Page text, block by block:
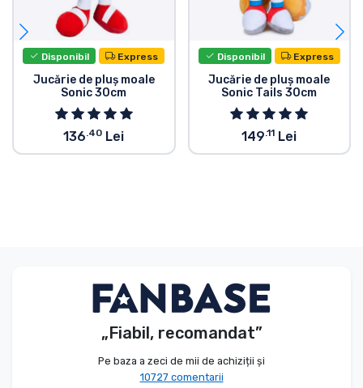
Disponibil Express
Jucărie de pluș moale
Sonic 30cm
136.40 Lei
Disponibil Express
Jucărie de pluș moale
Sonic Tails 30cm
149.11 Lei
„Fiabil, recomandat”
Pe baza a zeci de mii de achiziții și
10727 comentarii